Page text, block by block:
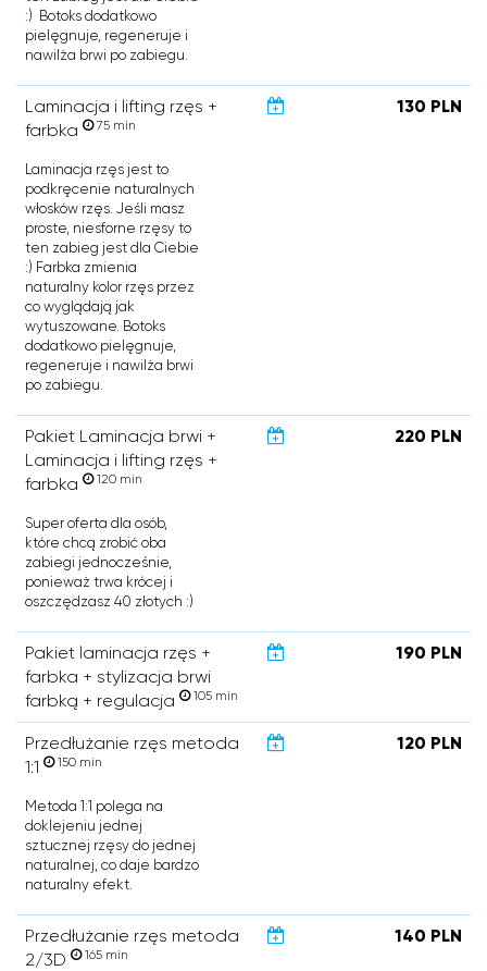
:) Botoks dodatkowo
pielęgnuje, regeneruje i
nawilża brwi po zabiegu.
Laminacja i lifting rzęs +
farbka
75 min
130 PLN
Laminacja rzęs jest to
podkręcenie naturalnych
włosków rzęs. Jeśli masz
proste, niesforne rzęsy to
ten zabieg jest dla Ciebie
:) Farbka zmienia
naturalny kolor rzęs przez
co wyglądają jak
wytuszowane. Botoks
dodatkowo pielęgnuje,
regeneruje i nawilża brwi
po zabiegu.
Pakiet Laminacja brwi +
Laminacja i lifting rzęs +
farbka
120 min
220 PLN
Super oferta dla osób,
które chcą zrobić oba
zabiegi jednocześnie,
ponieważ trwa krócej i
oszczędzasz 40 złotych :)
Pakiet laminacja rzęs +
farbka + stylizacja brwi
farbką + regulacja
105 min
190 PLN
Przedłużanie rzęs metoda
1:1
150 min
120 PLN
Metoda 1:1 polega na
doklejeniu jednej
sztucznej rzęsy do jednej
naturalnej, co daje bardzo
naturalny efekt.
Przedłużanie rzęs metoda
2/3D
165 min
140 PLN